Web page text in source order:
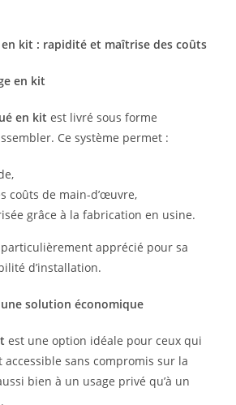
kit : rapidité et maîtrise des coûts
en kit
en kit est livré sous forme
Ce système permet :
coûts de main-d’œuvre,
grâce à la fabrication en usine.
apprécié pour sa
d’installation.
solution économique
est une option idéale pour ceux qui
sans compromis sur la
bien à un usage privé qu’à un